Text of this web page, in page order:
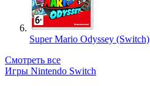
Super Mario Odyssey (Switch)
Смотреть все
Игры Nintendo Switch